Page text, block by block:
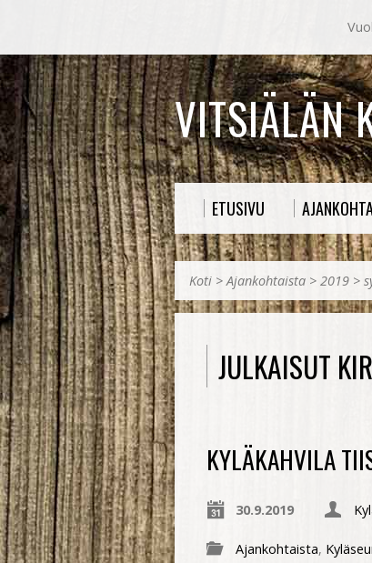
VITSIÄLÄN
ETUSIVU
Koti >Ajankohtaista > 2019 >
JULKAISUT
KYLÄKAHVILA
30.9.2019
Ajankohtaista,